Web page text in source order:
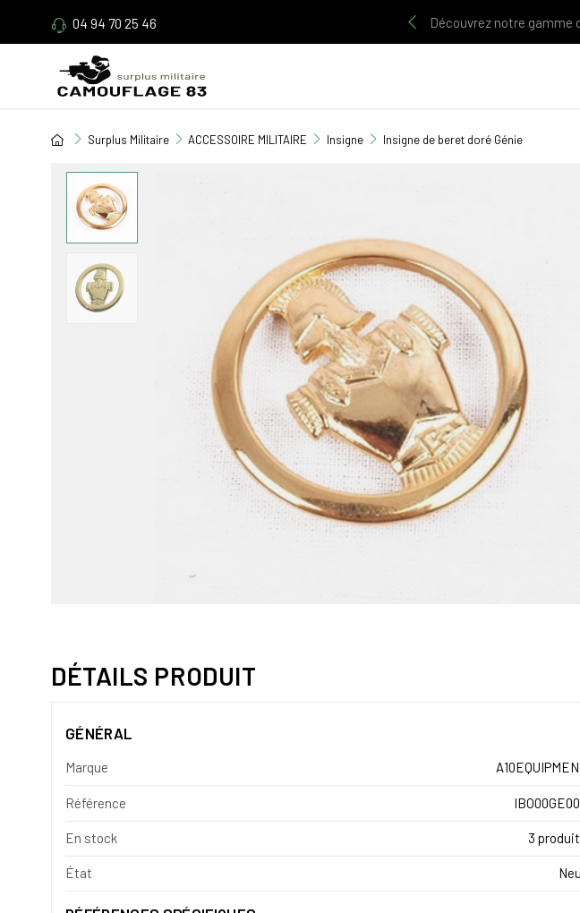
04 94 70 25 46 Découvrez notre gamme
Surplus Militaire ACCESSOIRE MILITAIRE Insigne Insigne de beret doré Génie
DÉTAILS PRODUIT
GÉNÉRAL
Marque
Référence
En stock 3
État